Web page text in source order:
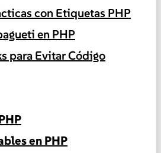
con Etiquetas PHP
en PHP
para Evitar Código
en PHP